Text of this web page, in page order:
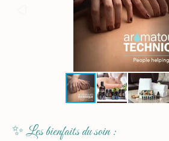
✨ Les bienfaits du soin :